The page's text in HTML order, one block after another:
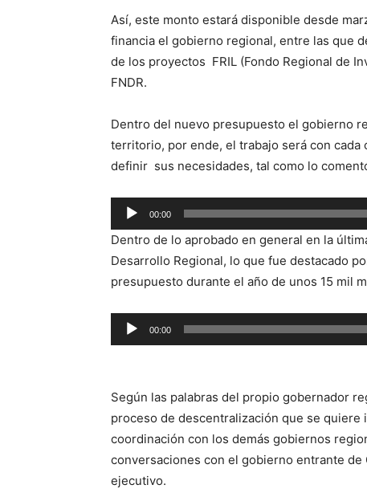
Así, este monto estará disponible desde
financia el gobierno regional, entre las que
de los proyectos FRIL (Fondo Regional de
FNDR.
Dentro del nuevo presupuesto el gobierno
territorio, por ende, el trabajo será con
definir sus necesidades, tal como lo
Reproductor
de
audio
00:00
Dentro de lo aprobado en general en la
Desarrollo Regional, lo que fue destacado
presupuesto durante el año de unos 15 mil
Reproductor
de
00:00
Según las palabras del propio gobernador
proceso de descentralización que se
coordinación con los demás gobiernos
conversaciones con el gobierno entrante
ejecutivo.